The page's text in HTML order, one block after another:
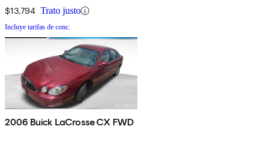
$13,794 Trato justo
Incluye tarifas de conc.
2006 Buick LaCrosse CX FWD